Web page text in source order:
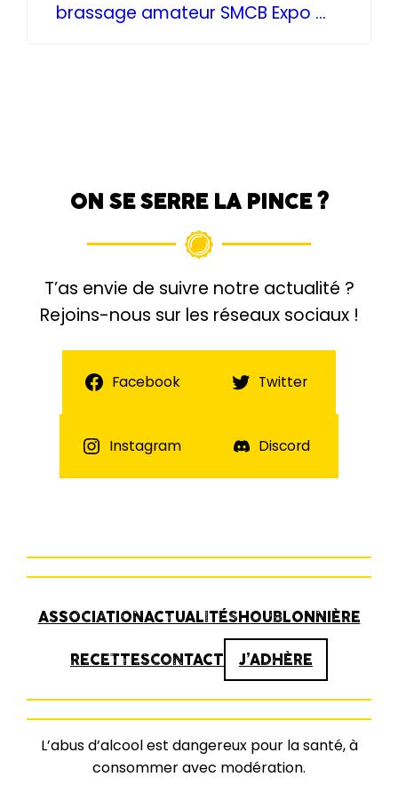
brassage amateur SMCB Expo –
ON SE SERRE LA PINCE ?
T’as envie de suivre notre actualité ?
Rejoins-nous sur les réseaux sociaux !
Facebook Twitter
Instagram Discord
ASSOCIATIONACTUALITÉSHOUBLONNIÈRE
RECETTESCONTACT J’ADHÈRE
L’abus d’alcool est dangereux pour la santé, à
consommer avec modération.